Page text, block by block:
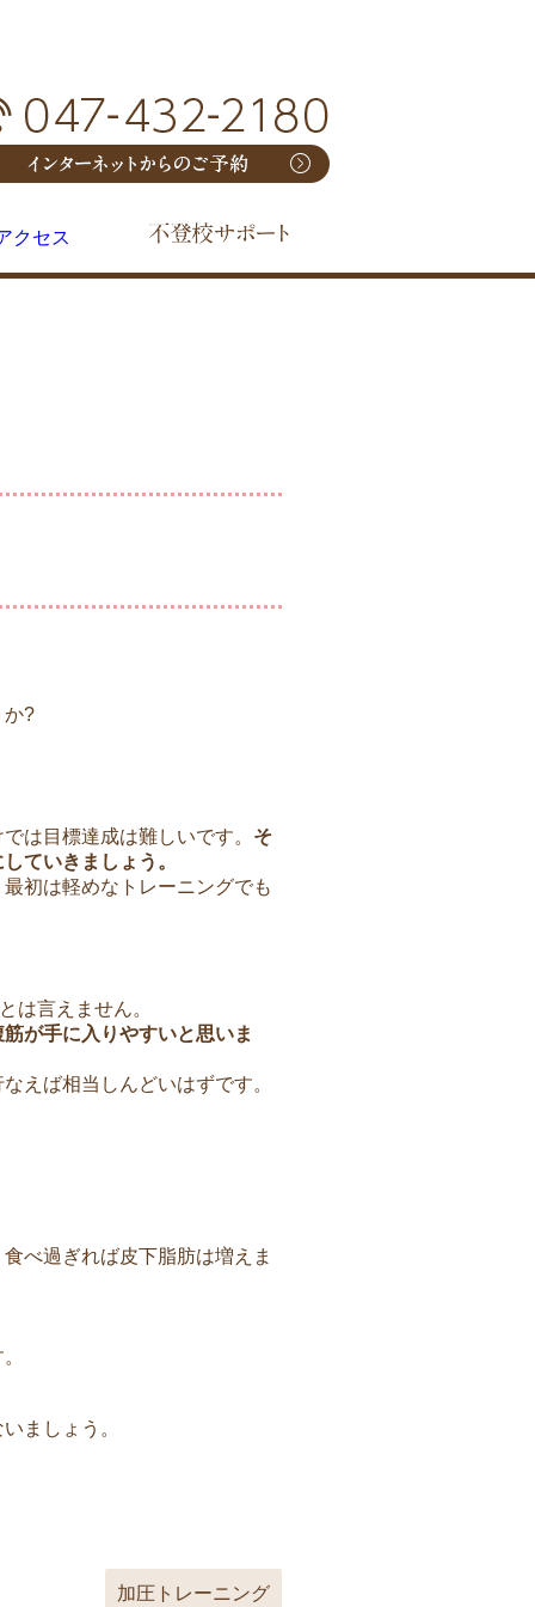
か?
は目標達成は難しいです。 そ
ていきましょう。
初は軽めなトレーニングでも
は言えません。
が手に入りやすいと思いま
えば相当しんどいはずです。
べ過ぎれば皮下脂肪は増えま
ましょう。
加圧トレーニング